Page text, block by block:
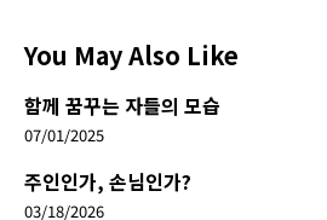
You May Also Like
함께 꿈꾸는 자들의 모습
07/01/2025
주인인가, 손님인가?
03/18/2026